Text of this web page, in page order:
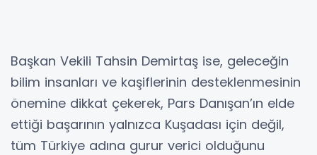
Başkan Vekili Tahsin Demirtaş ise, geleceğin
bilim insanları ve kaşiflerinin desteklenmesinin
önemine dikkat çekerek, Pars Danışan’ın elde
ettiği başarının yalnızca Kuşadası için değil,
tüm Türkiye adına gurur verici olduğunu